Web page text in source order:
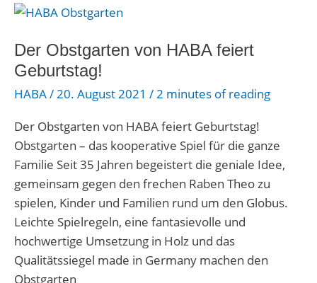
Der Obstgarten von HABA feiert
Geburtstag!
HABA/ 20. August 2021 / 2 minutes of reading
Der Obstgarten von HABA feiert Geburtstag!
Obstgarten – das kooperative Spiel für die ganze
Familie Seit 35 Jahren begeistert die geniale Idee,
gemeinsam gegen den frechen Raben Theo zu
spielen, Kinder und Familien rund um den Globus.
Leichte Spielregeln, eine fantasievolle und
hochwertige Umsetzung in Holz und das
Qualitätssiegel made in Germany machen den
Obstgarten
Der
von
HABA
feiert